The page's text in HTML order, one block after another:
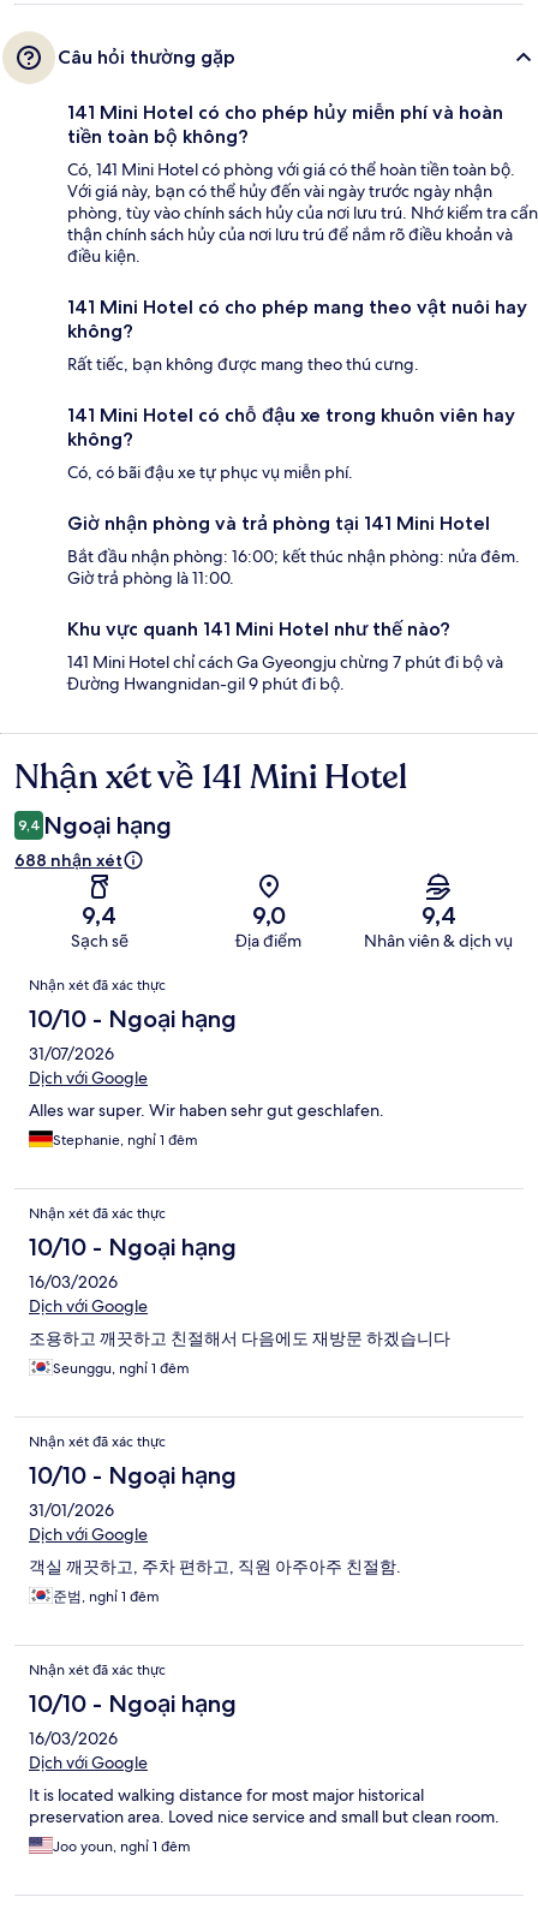
Câu hỏi thường gặp
141 Mini Hotel có cho phép hủy miễn phí và hoàn
tiền toàn bộ không?
Có, 141 Mini Hotel có phòng với giá có thể hoàn tiền toàn bộ.
Với giá này, bạn có thể hủy đến vài ngày trước ngày nhận
phòng, tùy vào chính sách hủy của nơi lưu trú. Nhớ kiểm tra cẩn
thận chính sách hủy của nơi lưu trú để nắm rõ điều khoản và
điều kiện.
141 Mini Hotel có cho phép mang theo vật nuôi hay
không?
Rất tiếc, bạn không được mang theo thú cưng.
141 Mini Hotel có chỗ đậu xe trong khuôn viên hay
không?
Có, có bãi đậu xe tự phục vụ miễn phí.
Giờ nhận phòng và trả phòng tại 141 Mini Hotel
Bắt đầu nhận phòng: 16:00; kết thúc nhận phòng: nửa đêm.
Giờ trả phòng là 11:00.
Khu vực quanh 141 Mini Hotel như thế nào?
141 Mini Hotel chỉ cách Ga Gyeongju chừng 7 phút đi bộ và
Đường Hwangnidan-gil 9 phút đi bộ.
Nhận
xét
Nhận xét về 141 Mini Hotel
9,4 Ngoại hạng
688 nhận xét
9,4
Sạch sẽ
9,0
Địa điểm
9,4
Nhân viên & dịch vụ
Nhận
xét
Nhận xét đã xác thực
10/10 - Ngoại hạng
31/07/2026
Dịch với Google
Alles war super. Wir haben sehr gut geschlafen.
Stephanie, nghỉ 1 đêm
Nhận xét đã xác thực
10/10 - Ngoại hạng
16/03/2026
Dịch với Google
조용하고 깨끗하고 친절해서 다음에도 재방문 하겠습니다
Seunggu, nghỉ 1 đêm
Nhận xét đã xác thực
10/10 - Ngoại hạng
31/01/2026
Dịch với Google
객실 깨끗하고, 주차 편하고, 직원 아주아주 친절함.
준범, nghỉ 1 đêm
Nhận xét đã xác thực
10/10 - Ngoại hạng
16/03/2026
Dịch với Google
It is located walking distance for most major historical
preservation area. Loved nice service and small but clean room.
Joo youn, nghỉ 1 đêm